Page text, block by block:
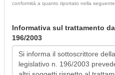
conformità a quanto riportato nella seguente
Informativa sul trattamento
196/2003